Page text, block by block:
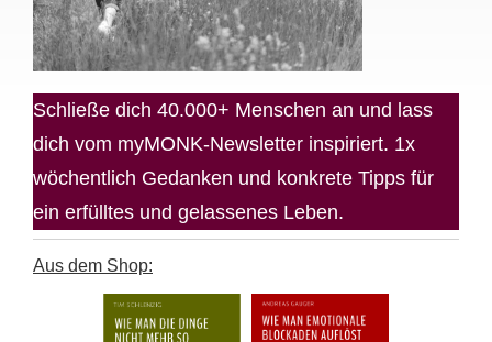
Schließe dich 40.000+ Menschen an und lass
dich vom myMONK-Newsletter inspiriert. 1x
wöchentlich Gedanken und konkrete Tipps für
ein erfülltes und gelassenes Leben.
Aus dem Shop: